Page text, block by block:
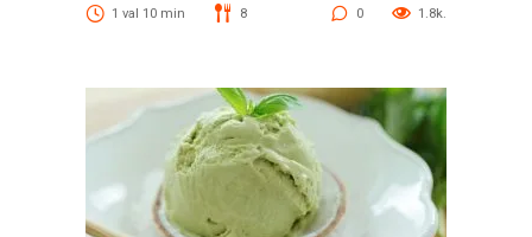
1 val 10 min 8 0 1.8k.